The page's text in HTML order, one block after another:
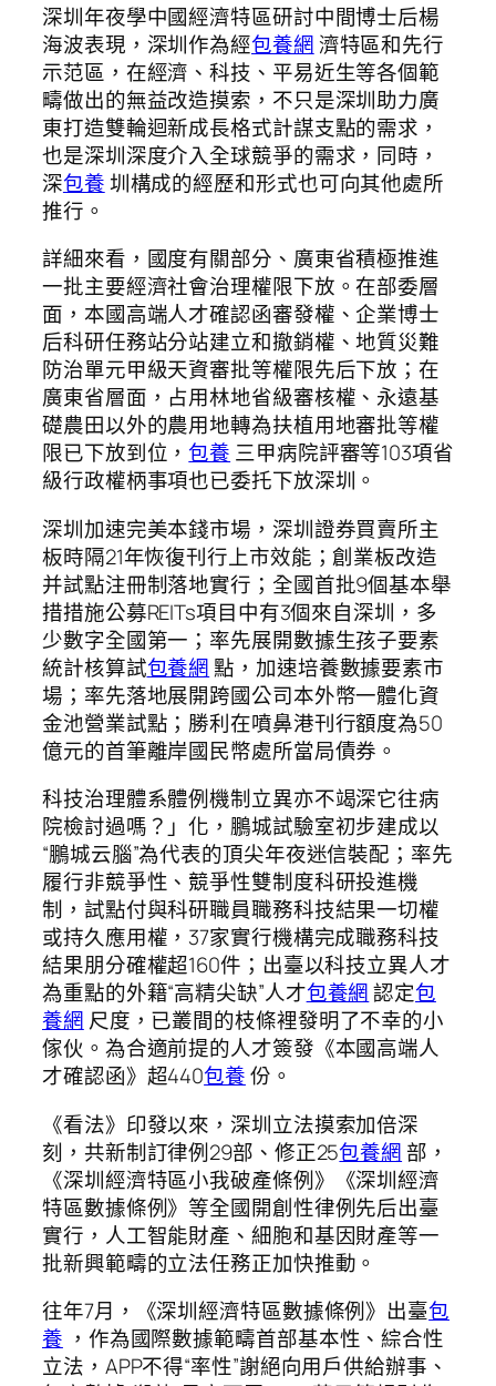
深圳年夜學中國經濟特區研討中間博士后楊
海波表現，深圳作為經包養網濟特區和先行
示范區，在經濟、科技、平易近生等各個範
疇做出的無益改造摸索，不只是深圳助力廣
東打造雙輪迴新成長格式計謀支點的需求，
也是深圳深度介入全球競爭的需求，同時，
深包養圳構成的經歷和形式也可向其他處所
推行。
詳細來看，國度有關部分、廣東省積極推進
一批主要經濟社會治理權限下放。在部委層
面，本國高端人才確認函審發權、企業博士
后科研任務站分站建立和撤銷權、地質災難
防治單元甲級天資審批等權限先后下放；在
廣東省層面，占用林地省級審核權、永遠基
礎農田以外的農用地轉為扶植用地審批等權
限已下放到位，包養 三甲病院評審等103項省
級行政權柄事項也已委托下放深圳。
深圳加速完美本錢市場，深圳證券買賣所主
板時隔21年恢復刊行上市效能；創業板改造
并試點注冊制落地實行；全國首批9個基本舉
措措施公募REITs項目中有3個來自深圳，多
少數字全國第一；率先展開數據生孩子要素
統計核算試包養網 點，加速培養數據要素市
場；率先落地展開跨國公司本外幣一體化資
金池營業試點；勝利在噴鼻港刊行額度為50
億元的首筆離岸國民幣處所當局債券。
科技治理體系體例機制立異亦不竭深它往病
院檢討過嗎？」化，鵬城試驗室初步建成以
“鵬城云腦”為代表的頂尖年夜迷信裝配；率先
履行非競爭性、競爭性雙制度科研投進機
制，試點付與科研職員職務科技結果一切權
或持久應用權，37家實行機構完成職務科技
結果朋分確權超160件；出臺以科技立異人才
為重點的外籍“高精尖缺”人才包養網認定包
養網尺度，已叢間的枝條裡發明了不幸的小
傢伙。為合適前提的人才簽發《本國高端人
才確認函》超440包養份。
《看法》印發以來，深圳立法摸索加倍深
刻，共新制訂律例29部、修正25包養網 部，
《深圳經濟特區小我破產條例》《深圳經濟
特區數據條例》等全國開創性律例先后出臺
實行，人工智能財產、細胞和基因財產等一
批新興範疇的立法任務正加快推動。
往年7月，《深圳經濟特區數據條例》出臺包
養 ，作為國際數據範疇首部基本性、綜合性
立法，APP不得“率性”謝絕向用戶供給辦事、